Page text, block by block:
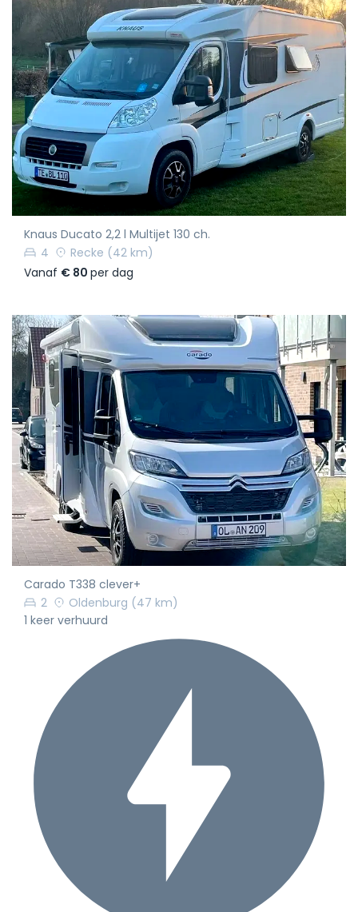
Knaus Ducato 2,2 l Multijet 130 ch.
4
Recke (42 km)
Vanaf € 80 per dag
Carado T338 clever+
2
Oldenburg (47 km)
1 keer verhuurd